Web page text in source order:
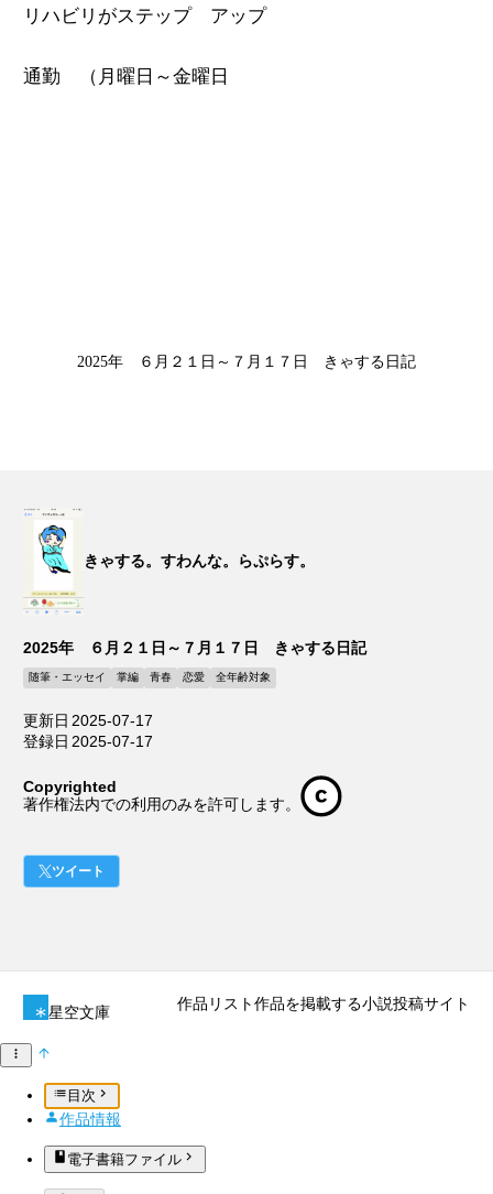
リハビリがステップ アップ
通勤 （月曜日～金曜日
2025年 ６月２１日～７月１７日 きゃする日記
きゃする。すわんな。らぷらす。
2025年 ６月２１日～７月１７日 きゃする日記
随筆・エッセイ 掌編 青春 恋愛 全年齢対象
更新日 2025-07-17
登録日 2025-07-17
Copyrighted
著作権法内での利用のみを許可します。
ツイート
星空文庫 作品リスト作品を掲載する小説投稿サイト
目次
作品情報
電子書籍ファイル